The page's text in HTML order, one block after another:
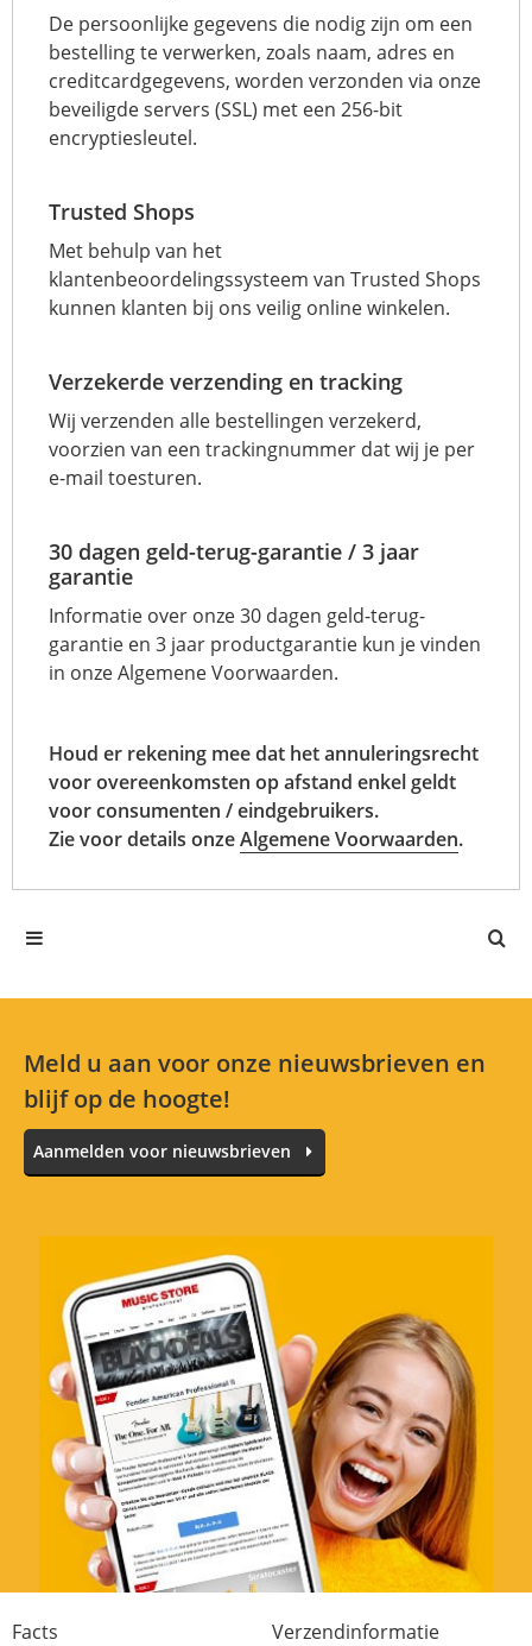
De persoonlijke gegevens die nodig zijn om een
bestelling te verwerken, zoals naam, adres en
creditcardgegevens, worden verzonden via onze
beveiligde servers (SSL) met een 256-bit
encryptiesleutel.
Trusted Shops
Met behulp van het
klantenbeoordelingssysteem van Trusted Shops
kunnen klanten bij ons veilig online winkelen.
Verzekerde verzending en tracking
Wij verzenden alle bestellingen verzekerd,
voorzien van een trackingnummer dat wij je per
e-mail toesturen.
30 dagen geld-terug-garantie / 3 jaar
garantie
Informatie over onze 30 dagen geld-terug-
garantie en 3 jaar productgarantie kun je vinden
in onze Algemene Voorwaarden.
Houd er rekening mee dat het annuleringsrecht
voor overeenkomsten op afstand enkel geldt
voor consumenten / eindgebruikers.
Zie voor details onzeAlgemene Voorwaarden.
Meld u aan voor onze nieuwsbrieven en
blijf op de hoogte!
Aanmelden voor nieuwsbrieven
Facts
Verzendinformatie